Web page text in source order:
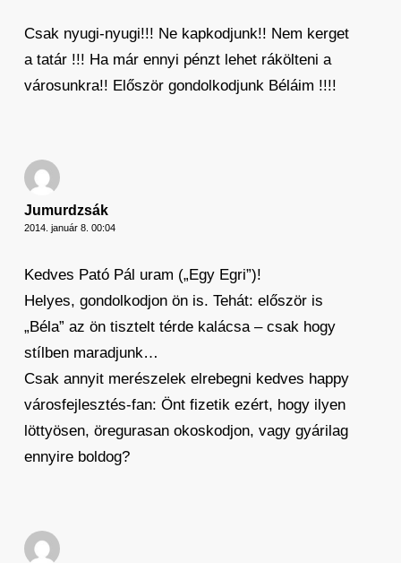
Csak nyugi-nyugi!!! Ne kapkodjunk!! Nem kerget
a tatár !!! Ha már ennyi pénzt lehet rákölteni a
városunkra!! Először gondolkodjunk Béláim !!!!
Jumurdzsák
2014. január 8. 00:04
Kedves Pató Pál uram („Egy Egri”)!
Helyes, gondolkodjon ön is. Tehát: először is
„Béla” az ön tisztelt térde kalácsa – csak hogy
stílben maradjunk…
Csak annyit merészelek elrebegni kedves happy
városfejlesztés-fan: Önt fizetik ezért, hogy ilyen
löttyösen, öregurasan okoskodjon, vagy gyárilag
ennyire boldog?